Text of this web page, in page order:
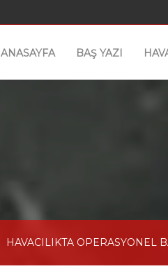
ANASAYFA BAŞ YAZI
HAVACILIKTA OPERASYONEL